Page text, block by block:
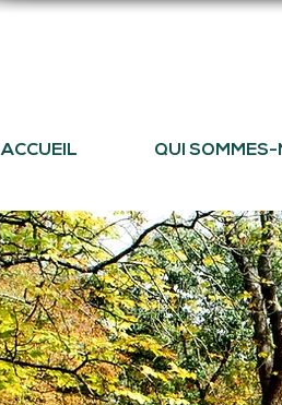
ACCUEIL QUI SOMMES-